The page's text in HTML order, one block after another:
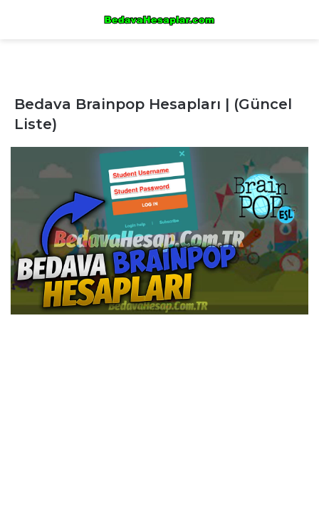
Bedava Brainpop Hesapları | (Güncel
Liste)